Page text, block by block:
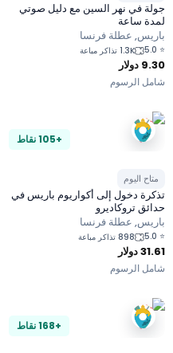
في نهر السين مع دليل صوتي
ساعة
عطلة فرنسا
1.3K تذاكر مباعة
دولار
الرسوم
اليوم
دخول إلى أكواريوم باريس في
تروكاديرو
عطلة فرنسا
898 تذاكر مباعة
دولار
الرسوم